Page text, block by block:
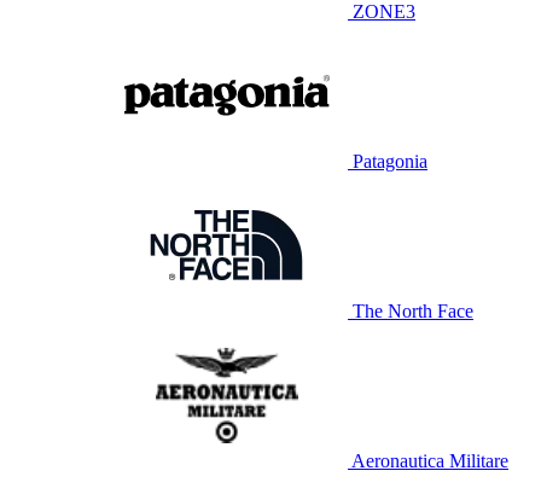
ZONE3
Patagonia
The North Face
Aeronautica Militare